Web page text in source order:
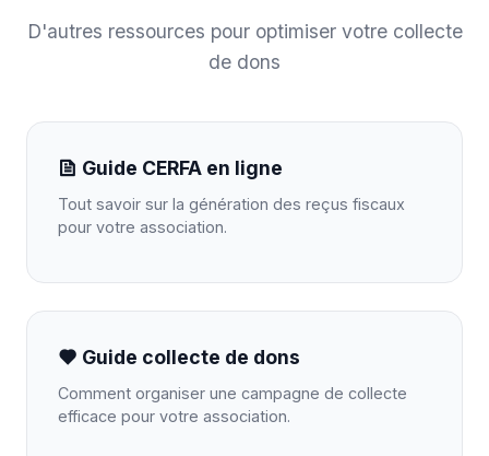
D'autres ressources pour optimiser votre collecte
de dons
Guide CERFA en ligne
Tout savoir sur la génération des reçus fiscaux
pour votre association.
Guide collecte de dons
Comment organiser une campagne de collecte
efficace pour votre association.